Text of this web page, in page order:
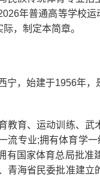
年普通高等学校
，制定本简章。
，始建于1956年，
育、运动训练、武
流专业;拥有体育学
有国家体育总局批
青海省民委批准建